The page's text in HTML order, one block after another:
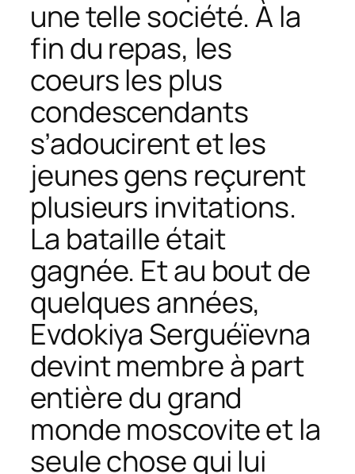
une telle société. À la
fin du repas, les
coeurs les plus
condescendants
s’adoucirent et les
jeunes gens reçurent
plusieurs invitations.
La bataille était
gagnée. Et au bout de
quelques années,
Evdokiya Serguéïevna
devint membre à part
entière du grand
monde moscovite et la
seule chose qui lui